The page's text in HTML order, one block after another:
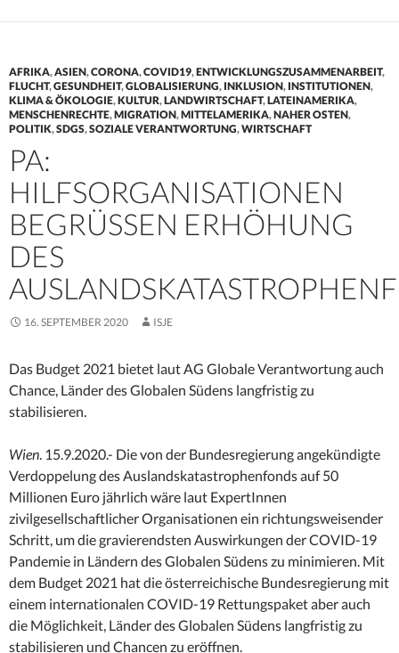
AFRIKA,ASIEN,CORONA,COVID19,ENTWICKLUNGSZUSAMMENARBEIT,
FLUCHT,GESUNDHEIT,GLOBALISIERUNG, INKLUSION, INSTITUTIONEN,
KLIMA & ÖKOLOGIE,KULTUR,LANDWIRTSCHAFT,LATEINAMERIKA,
MENSCHENRECHTE,MIGRATION,MITTELAMERIKA,NAHER OSTEN,
POLITIK,SDGS,SOZIALE VERANTWORTUNG,WIRTSCHAFT
PA:
HILFSORGANISATIONEN
BEGRÜSSEN ERHÖHUNG D
ES A
16. SEPTEMBER 2020 ISJE
Das Budget 2021 bietet laut AG Globale Verantwortung auch
Chance, Länder des Globalen Südens langfristig zu
stabilisieren.
Wien. 15.9.2020.- Die von der Bundesregierung angekündigte
Verdoppelung des Auslandskatastrophenfonds auf 50
Millionen Euro jährlich wäre laut ExpertInnen
zivilgesellschaftlicher Organisationen ein richtungsweisender
Schritt, um die gravierendsten Auswirkungen der COVID-19
Pandemie in Ländern des Globalen Südens zu minimieren. Mit
dem Budget 2021 hat die österreichische Bundesregierung mit
einem internationalen COVID-19 Rettungspaket aber auch
die Möglichkeit, Länder des Globalen Südens langfristig zu
stabilisieren und Chancen zu eröffnen.